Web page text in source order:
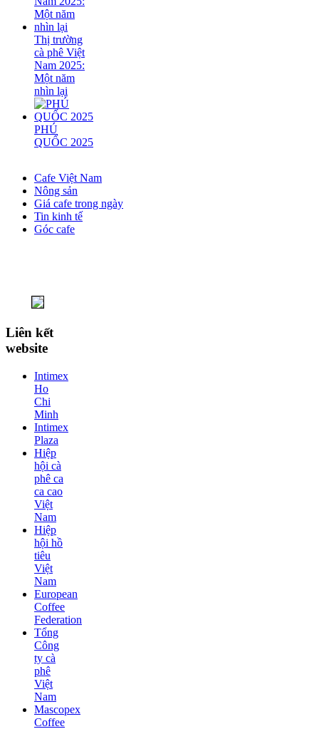
Thị trường
cà phê Việt
Nam 2025:
Một năm
nhìn lại
PHÚ
QUỐC 2025
Cafe Việt Nam
Nông sản
Giá cafe trong ngày
Tin kinh tế
Góc cafe
Liên kết
website
Intimex
Ho
Chi
Minh
Intimex
Plaza
Hiệp
hội cà
phê ca
ca cao
Việt
Nam
Hiệp
hội hồ
tiêu
Việt
Nam
European
Coffee
Federation
Tổng
Công
ty cà
phê
Việt
Nam
Mascopex
Coffee